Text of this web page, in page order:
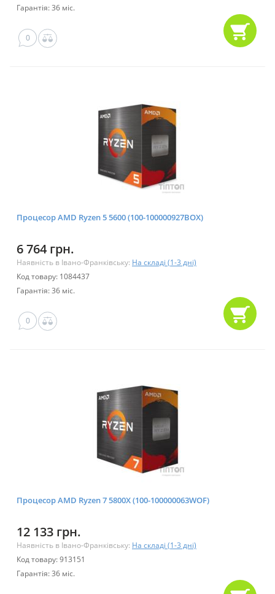
Гарантія: 36 міс.
0
Процесор AMD Ryzen 5 5600 (100-100000927BOX)
6 764 грн.
Наявність в Івано-Франківську: На складі (1-3 дні)
Код товару: 1084437
Гарантія: 36 міс.
0
Процесор AMD Ryzen 7 5800X (100-100000063WOF)
12 133 грн.
Наявність в Івано-Франківську: На складі (1-3 дні)
Код товару: 913151
Гарантія: 36 міс.